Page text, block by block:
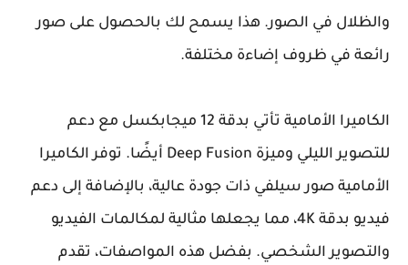
والظلال في الصور. هذا يسمح لك بالحصول على صور
رائعة في ظروف إضاءة مختلفة.
الكاميرا الأمامية تأتي بدقة 12 ميجابكسل مع دعم
للتصوير الليلي وميزة Deep Fusion أيضًا. توفر الكاميرا
الأمامية صور سيلفي ذات جودة عالية، بالإضافة إلى دعم
فيديو بدقة 4K، مما يجعلها مثالية لمكالمات الفيديو
والتصوير الشخصي. بفضل هذه المواصفات، تقدم